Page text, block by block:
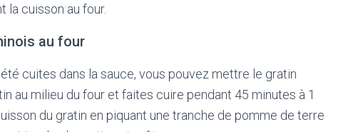
la cuisson au four.
au four
cuites dans la sauce, vous pouvez mettre le gratin
au milieu du four et faites cuire pendant 45 minutes à 1
du gratin en piquant une tranche de pomme de terre